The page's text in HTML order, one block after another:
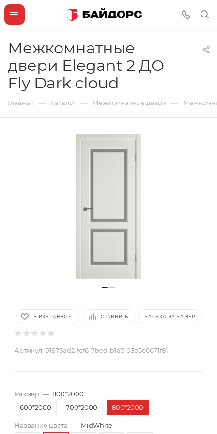
Межкомнатные
двери Elegant 2 ДО
Fly Dark cloud
Главная — Каталог — Межкомнатные двери —
В ИЗБРАННОЕ СРАВНИТЬ ЗАЯВКА НА ЗАМЕР
Артикул: 01973ad2-fef6-7bed-b1a5-03d5e6671f81
Размер — 800*2000
600*2000
700*2000 800*2000
Название цвета — MidWhite